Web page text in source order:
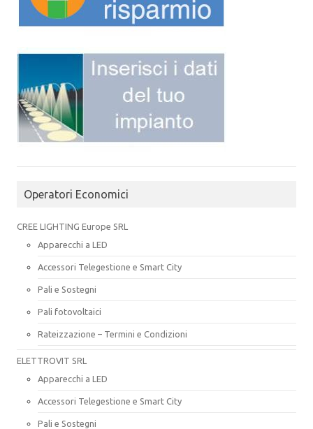
Operatori Economici
CREE LIGHTING Europe SRL
Apparecchi a LED
Accessori Telegestione e Smart City
Pali e Sostegni
Pali fotovoltaici
Rateizzazione – Termini e Condizioni
ELETTROVIT SRL
Apparecchi a LED
Accessori Telegestione e Smart City
Pali e Sostegni